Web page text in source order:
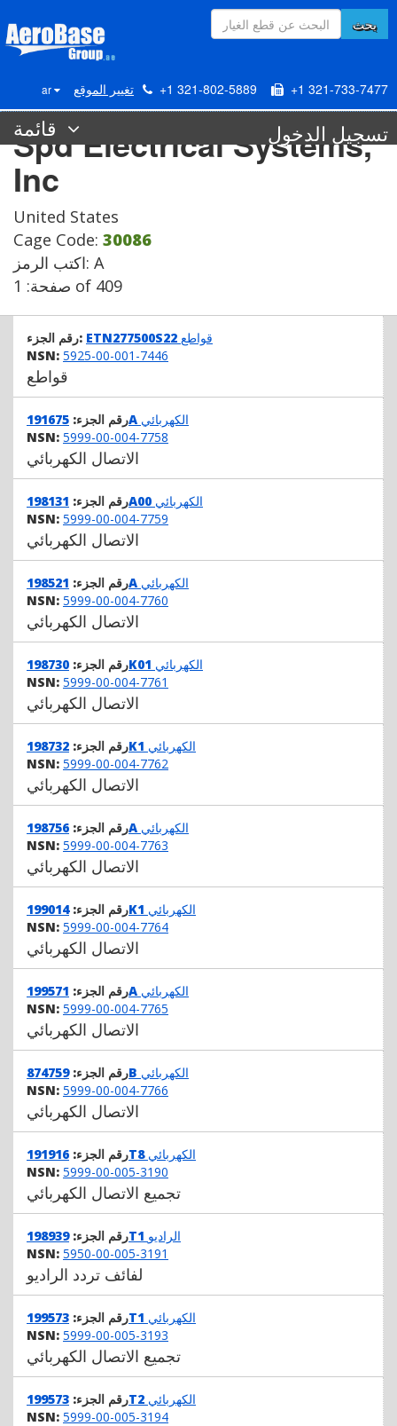
ar تغيير الموقع +1 321-802-5889 +1 321-733-7477
بحث
تسجيل الدخول
Spd Electrical Systems,
Inc
United States
Cage Code: 30086
اكتب الرمز: A
صفحة: 1 of 409
رقم الجزء: ETN277500S22 قواطع
NSN: 5925-00-001-7446
قواطع
رقم الجزء:191675A الكهربائي
NSN: 5999-00-004-7758
الاتصال الكهربائي
رقم الجزء:198131A00 الكهربائي
NSN: 5999-00-004-7759
الاتصال الكهربائي
رقم الجزء:198521A الكهربائي
NSN: 5999-00-004-7760
الاتصال الكهربائي
رقم الجزء:198730K01 الكهربائي
NSN: 5999-00-004-7761
الاتصال الكهربائي
رقم الجزء:198732K1 الكهربائي
NSN: 5999-00-004-7762
الاتصال الكهربائي
رقم الجزء:198756A الكهربائي
NSN: 5999-00-004-7763
الاتصال الكهربائي
رقم الجزء:199014K1 الكهربائي
NSN: 5999-00-004-7764
الاتصال الكهربائي
رقم الجزء:199571A الكهربائي
NSN: 5999-00-004-7765
الاتصال الكهربائي
رقم الجزء:874759B الكهربائي
NSN: 5999-00-004-7766
الاتصال الكهربائي
رقم الجزء:191916T8 الكهربائي
NSN: 5999-00-005-3190
تجميع الاتصال الكهربائي
رقم الجزء:198939T1 الراديو
NSN: 5950-00-005-3191
لفائف تردد الراديو
رقم الجزء:199573T1 الكهربائي
NSN: 5999-00-005-3193
تجميع الاتصال الكهربائي
رقم الجزء:199573T2 الكهربائي
NSN: 5999-00-005-3194